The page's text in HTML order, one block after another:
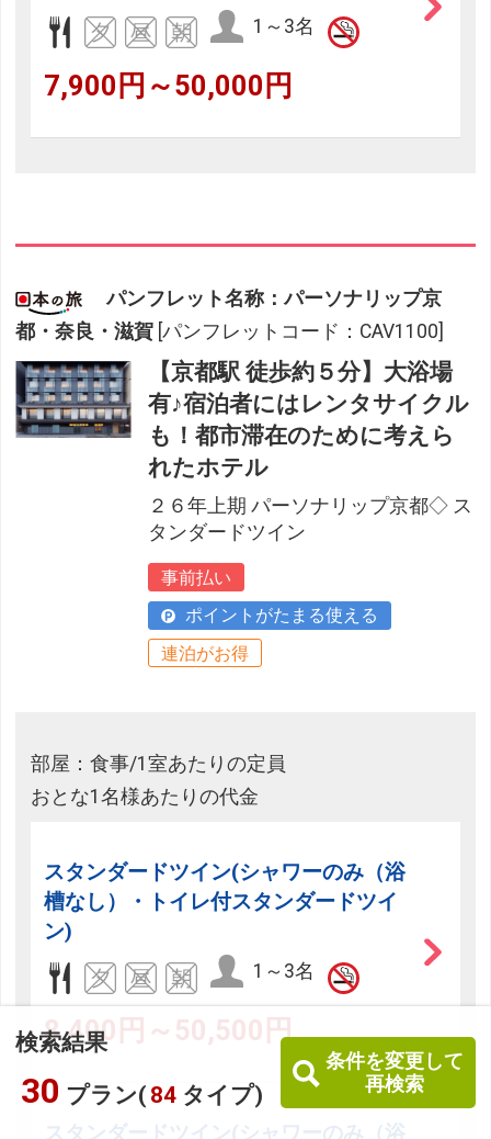
検索結果
30 プラン( 84 タイプ)
条件を変更して
再検索
1～3名
7,900円～50,000円
パンフレット名称：パーソナリップ京
都・奈良・滋賀 [パンフレットコード：CAV1100]
【京都駅 徒歩約５分】大浴場
有♪宿泊者にはレンタサイクル
も！都市滞在のために考えら
れたホテル
２６年上期 パーソナリップ京都◇ ス
タンダードツイン
事前払い
ポイントがたまる使える
連泊がお得
部屋：食事/1室あたりの定員
おとな1名様あたりの代金
スタンダードツイン(シャワーのみ（浴
槽なし）・トイレ付スタンダードツイ
ン)
1～3名
8,400円～50,500円
スタンダードツイン(シャワーのみ（浴